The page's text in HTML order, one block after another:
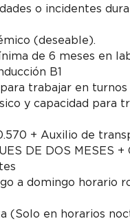
o incidentes
(deseable).
de 6 meses en
B1
trabajar en
y capacidad para
+ Auxilio de
DE DOS MESES
a domingo horario
(Solo en horarios